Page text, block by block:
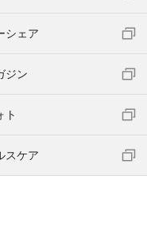
シェア
ジン
ト
スケア